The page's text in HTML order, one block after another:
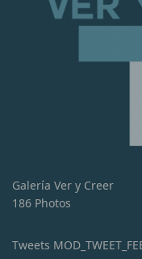
Galería Ver y Creer
186 Photos
Tweets